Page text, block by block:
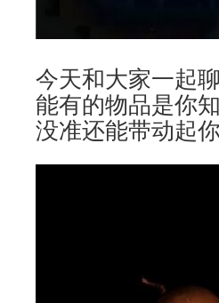
今天和大家一起
能有的物品是你
没准还能带动起